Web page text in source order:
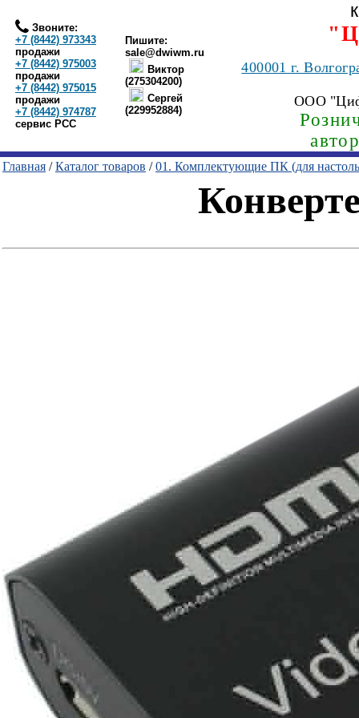
Звоните:
+7 (8442) 973343
продажи
+7 (8442) 975003
продажи
+7 (8442) 975015
продажи
+7 (8442) 974787
сервис РСС
Пишите:
sale@dwiwm.ru
Виктор
(275304200)
Сергей
(229952884)
400001г.
ООО
Главная /Каталог товаров /01. Комплектующие ПК (для